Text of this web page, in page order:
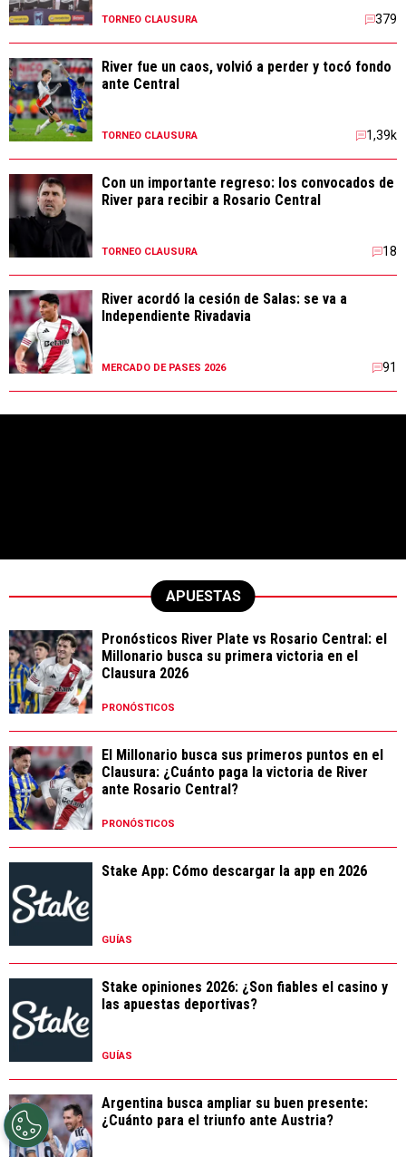
TORNEO CLAUSURA 379
River fue un caos, volvió a perder y tocó fondo
ante Central
TORNEO CLAUSURA 1,39k
Con un importante regreso: los convocados de
River para recibir a Rosario Central
TORNEO CLAUSURA 18
River acordó la cesión de Salas: se va a
Independiente Rivadavia
MERCADO DE PASES 2026 91
APUESTAS
Pronósticos River Plate vs Rosario Central: el
Millonario busca su primera victoria en el
Clausura 2026
PRONÓSTICOS
El Millonario busca sus primeros puntos en el
Clausura: ¿Cuánto paga la victoria de River
ante Rosario Central?
PRONÓSTICOS
Stake App: Cómo descargar la app en 2026
GUÍAS
Stake opiniones 2026: ¿Son fiables el casino y
las apuestas deportivas?
GUÍAS
Argentina busca ampliar su buen presente:
¿Cuánto para el triunfo ante Austria?